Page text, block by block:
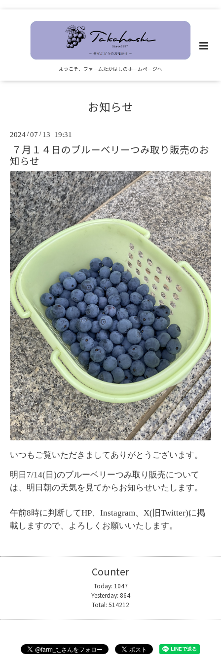
ようこそ、ファームたかはしのホームページへ
お知らせ
2024 /07 / 13 19:31
７月１４日のブルーベリーつみ取り販売のお
知らせ
いつもご覧いただきましてありがとうございます。
明日7/14(日)のブルーベリーつみ取り販売について
は、明日朝の天気を見てからお知らせいたします。
午前8時に判断してHP、Instagram、 X(旧Twitter)に掲
載しますので、よろしくお願いいたします。
Counter
Today: 1047
Yesterday: 864
Total: 514212